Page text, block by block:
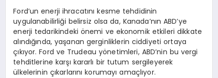
Ford’un enerji ihracatını kesme tehdidinin
uygulanabilirliği belirsiz olsa da, Kanada’nın ABD’ye
enerji tedarikindeki önemi ve ekonomik etkileri dikkate
alındığında, yaşanan gerginliklerin ciddiyeti ortaya
çıkıyor. Ford ve Trudeau yönetimleri, ABD’nin bu vergi
tehditlerine karşı kararlı bir tutum sergileyerek
ülkelerinin çıkarlarını korumayı amaçlıyor.